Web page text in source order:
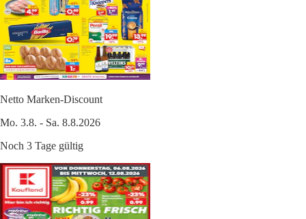
Netto Marken-Discount
Mo. 3.8. - Sa. 8.8.2026
Noch 3 Tage gültig